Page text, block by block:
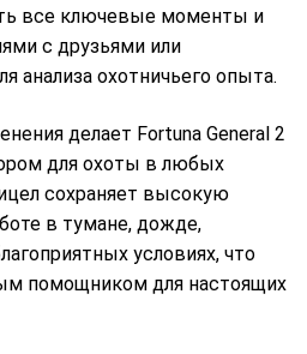
все ключевые моменты и
с друзьями или
анализа охотничьего опыта.
делает Fortuna General 2
для охоты в любых
сохраняет высокую
в тумане, дожде,
условиях, что
помощником для настоящих